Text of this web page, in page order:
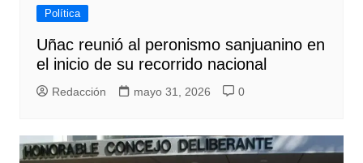
Política
Uñac reunió al peronismo sanjuanino en
el inicio de su recorrido nacional
Redacción mayo 31, 2026 0